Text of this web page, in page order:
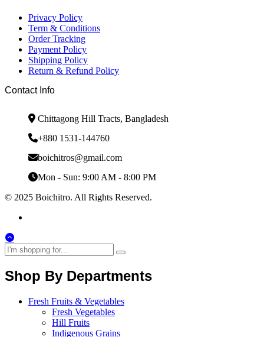
Privacy Policy
Term & Conditions
Order Tracking
Payment Policy
Shipping Policy
Return & Refund Policy
Contact Info
Chittagong Hill Tracts, Bangladesh
+880 1531-144760
boichitros@gmail.com
Mon - Sun: 9:00 AM - 8:00 PM
© 2025 Boichitro. All Rights Reserved.
Shop By Departments
Fresh Fruits & Vegetables
Fresh Vegetables
Hill Fruits
Indigenous Grains